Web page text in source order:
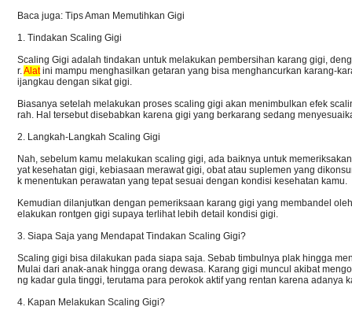
Baca juga: Tips Aman Memutihkan Gigi
1. Tindakan Scaling Gigi
Scaling Gigi adalah tindakan untuk melakukan pembersihan karang gigi,
r.Alatini mampu menghasilkan getaran yang bisa menghancurkan karang-
ijangkau dengan sikat gigi.
Biasanya setelah melakukan proses scaling gigi akan menimbulkan efek
rah. Hal tersebut disebabkan karena gigi yang berkarang sedang
2. Langkah-Langkah Scaling Gigi
Nah, sebelum kamu melakukan scaling gigi, ada baiknya untuk
yat kesehatan gigi, kebiasaan merawat gigi, obat atau suplemen yang
k menentukan perawatan yang tepat sesuai dengan kondisi kesehatan kamu.
Kemudian dilanjutkan dengan pemeriksaan karang gigi yang membandel
elakukan rontgen gigi supaya terlihat lebih detail kondisi gigi.
3. Siapa Saja yang Mendapat Tindakan Scaling Gigi?
Scaling gigi bisa dilakukan pada siapa saja. Sebab timbulnya plak hingga
Mulai dari anak-anak hingga orang dewasa. Karang gigi muncul akibat
ng kadar gula tinggi, terutama para perokok aktif yang rentan karena adanya
4. Kapan Melakukan Scaling Gigi?